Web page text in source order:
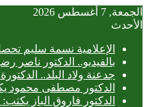
الجمعة, 7 أغسطس 2026
الأحدث
الإعلامية نسمة سليم
بالفيديو.. ‎الدكتور ناصر رضوان خالد ومقترح الاشراف الهندسي الفعلي على المباني
جدعنة ولاد البلد..
الدكتور مصطفى محمود
الدكتور فاروق الباز